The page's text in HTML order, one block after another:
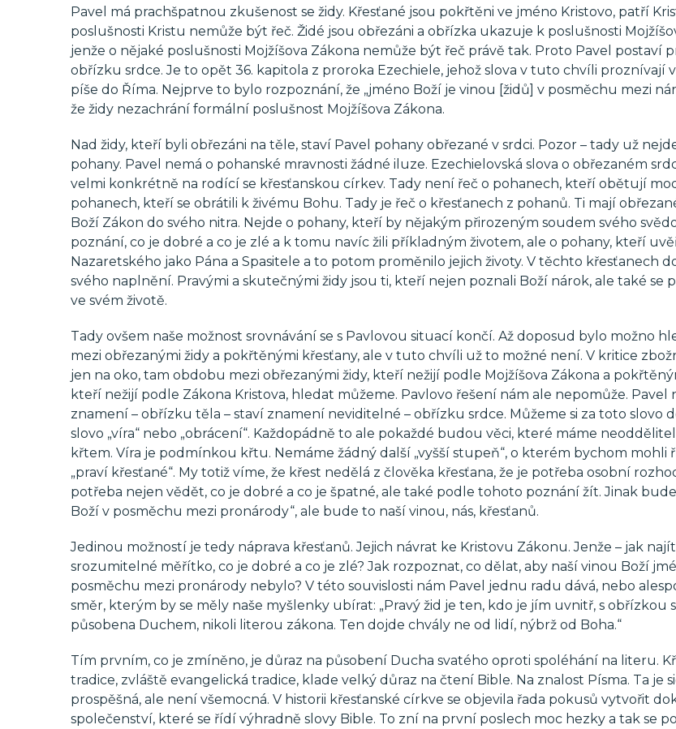
Pavel má prachšpatnou zkušenost se židy. Křesťané jsou pokřtěni ve jméno Kristovo, patří
poslušnosti Kristu nemůže být řeč. Židé jsou obřezáni a obřízka ukazuje k poslušnosti
jenže o nějaké poslušnosti Mojžíšova Zákona nemůže být řeč právě tak. Proto Pavel postaví
obřízku srdce. Je to opět 36. kapitola z proroka Ezechiele, jehož slova v tuto chvíli proznívají v
píše do Říma. Nejprve to bylo rozpoznání, že „jméno Boží je vinou [židů] v posměchu mezi
že židy nezachrání formální poslušnost Mojžíšova Zákona.
Nad židy, kteří byli obřezáni na těle, staví Pavel pohany obřezané v srdci. Pozor – tady už
pohany. Pavel nemá o pohanské mravnosti žádné iluze. Ezechielovská slova o obřezaném
velmi konkrétně na rodící se křesťanskou církev. Tady není řeč o pohanech, kteří obětují
pohanech, kteří se obrátili k živému Bohu. Tady je řeč o křesťanech z pohanů. Ti mají
Boží Zákon do svého nitra. Nejde o pohany, kteří by nějakým přirozeným soudem svého
poznání, co je dobré a co je zlé a k tomu navíc žili příkladným životem, ale o pohany, kteří
Nazaretského jako Pána a Spasitele a to potom proměnilo jejich životy. V těchto křesťanech
svého naplnění. Pravými a skutečnými židy jsou ti, kteří nejen poznali Boží nárok, ale také se
ve svém životě.
Tady ovšem naše možnost srovnávání se s Pavlovou situací končí. Až doposud bylo možno
mezi obřezanými židy a pokřtěnými křesťany, ale v tuto chvíli už to možné není. V kritice
jen na oko, tam obdobu mezi obřezanými židy, kteří nežijí podle Mojžíšova Zákona a
kteří nežijí podle Zákona Kristova, hledat můžeme. Pavlovo řešení nám ale nepomůže. Pavel
znamení – obřízku těla – staví znamení neviditelné – obřízku srdce. Můžeme si za toto slovo
slovo „víra“ nebo „obrácení“. Každopádně to ale pokaždé budou věci, které máme
křtem. Víra je podmínkou křtu. Nemáme žádný další „vyšší stupeň“, o kterém bychom mohli
„praví křesťané“. My totiž víme, že křest nedělá z člověka křesťana, že je potřeba osobní
potřeba nejen vědět, co je dobré a co je špatné, ale také podle tohoto poznání žít. Jinak
Boží v posměchu mezi pronárody“, ale bude to naší vinou, nás, křesťanů.
Jedinou možností je tedy náprava křesťanů. Jejich návrat ke Kristovu Zákonu. Jenže – jak
srozumitelné měřítko, co je dobré a co je zlé? Jak rozpoznat, co dělat, aby naší vinou Boží
posměchu mezi pronárody nebylo? V této souvislosti nám Pavel jednu radu dává, nebo
směr, kterým by se měly naše myšlenky ubírat: „Pravý žid je ten, kdo je jím uvnitř, s obřízkou
působena Duchem, nikoli literou zákona. Ten dojde chvály ne od lidí, nýbrž od Boha.“
Tím prvním, co je zmíněno, je důraz na působení Ducha svatého oproti spoléhání na literu.
tradice, zvláště evangelická tradice, klade velký důraz na čtení Bible. Na znalost Písma. Ta je
prospěšná, ale není všemocná. V historii křesťanské církve se objevila řada pokusů vytvořit
společenství, které se řídí výhradně slovy Bible. To zní na první poslech moc hezky a tak se